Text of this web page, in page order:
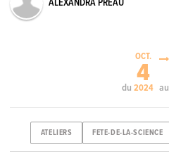
ALEXANDRA PREAU
du
OCT.
4
2024 au
ATELIERS FETE-DE-LA-SCIENCE